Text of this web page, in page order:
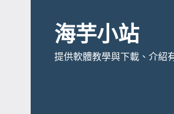
content海芋小站
提供軟體教學與下載、介紹